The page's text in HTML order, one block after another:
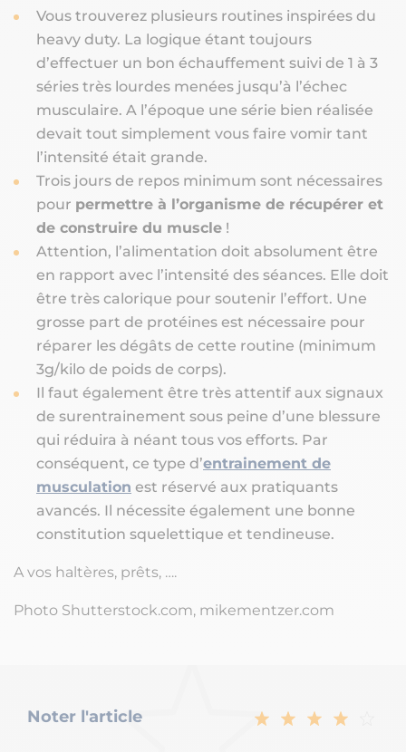
Vous trouverez plusieurs routines inspirées du
heavy duty. La logique étant toujours
d’effectuer un bon échauffement suivi de 1 à 3
séries très lourdes menées jusqu’à l’échec
musculaire. A l’époque une série bien réalisée
devait tout simplement vous faire vomir tant
l’intensité était grande.
Trois jours de repos minimum sont nécessaires
pour permettre à l’organisme de récupérer et
de construire du muscle !
Attention, l’alimentation doit absolument être
en rapport avec l’intensité des séances. Elle doit
être très calorique pour soutenir l’effort. Une
grosse part de protéines est nécessaire pour
réparer les dégâts de cette routine (minimum
3g/kilo de poids de corps).
Il faut également être très attentif aux signaux
de surentrainement sous peine d’une blessure
qui réduira à néant tous vos efforts. Par
conséquent, ce type d’entrainement de
musculation est réservé aux pratiquants
avancés. Il nécessite également une bonne
constitution squelettique et tendineuse.
A vos haltères, prêts, ….
Photo Shutterstock.com, mikementzer.com
Noter l'article